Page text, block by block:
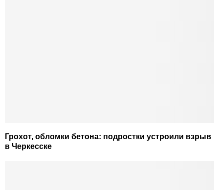
Грохот, обломки бетона: подростки устроили взрыв
в Черкесске